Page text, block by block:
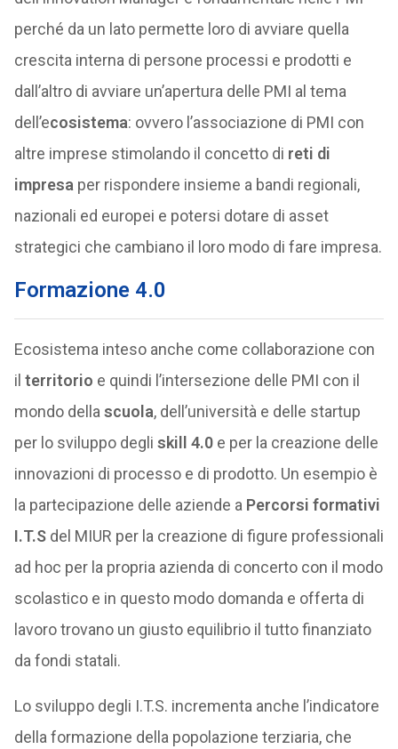
perché da un lato permette loro di avviare quella
crescita interna di persone processi e prodotti e
dall’altro di avviare un’apertura delle PMI al tema
dell’ecosistema: ovvero l’associazione di PMI con
altre imprese stimolando il concetto di reti di
impresa per rispondere insieme a bandi regionali,
nazionali ed europei e potersi dotare di asset
strategici che cambiano il loro modo di fare impresa.
Formazione 4.0
Ecosistema inteso anche come collaborazione con
il territorio e quindi l’intersezione delle PMI con il
mondo della scuola, dell’università e delle startup
per lo sviluppo degli skill 4.0e per la creazione delle
innovazioni di processo e di prodotto. Un esempio è
la partecipazione delle aziende a Percorsi formativi
I.T.Sdel MIUR per la creazione di figure professionali
ad hoc per la propria azienda di concerto con il modo
scolastico e in questo modo domanda e offerta di
lavoro trovano un giusto equilibrio il tutto finanziato
da fondi statali.
Lo sviluppo degli I.T.S. incrementa anche l’indicatore
della formazione della popolazione terziaria, che